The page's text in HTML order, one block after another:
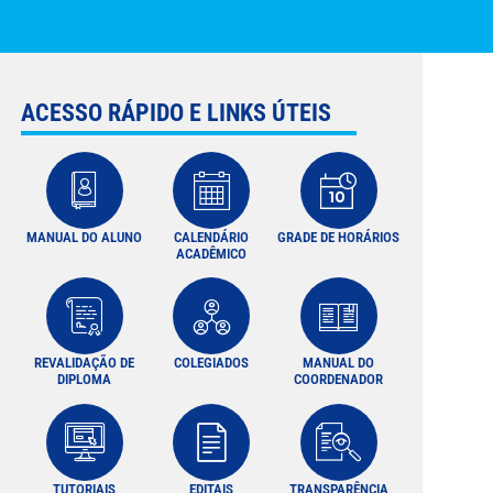
ACESSO RÁPIDO E LINKS ÚTEIS
MANUAL DO ALUNO
CALENDÁRIO
ACADÊMICO
GRADE DE HORÁRIOS
REVALIDAÇÃO DE
DIPLOMA
COLEGIADOS
MANUAL DO
COORDENADOR
TUTORIAIS EDITAIS TRANSPARÊNCIA